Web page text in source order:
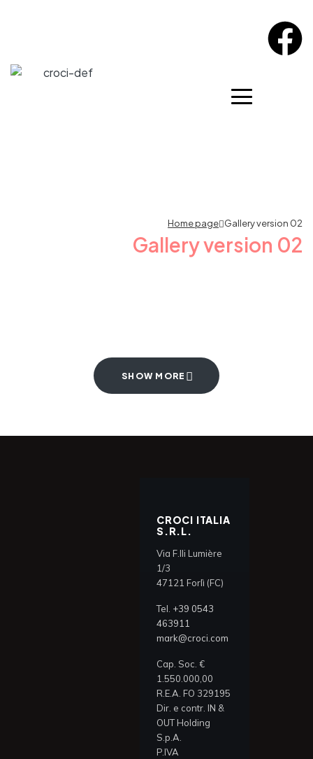
Home page Gallery version 02
Gallery version 02
SHOW MORE
CROCI ITALIA
S.R.L.
Via F.lli Lumière
1/3
47121 Forlì (FC)
Tel. +39 0543
463911
mark@croci.com
Cap. Soc. €
1.550.000,00
R.E.A. FO 329195
Dir. e contr. IN &
OUT Holding
S.p.A.
P.IVA